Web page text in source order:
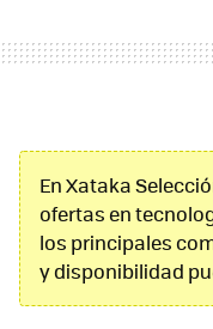
En Xataka
ofertas en
los principales
y disponibilidad